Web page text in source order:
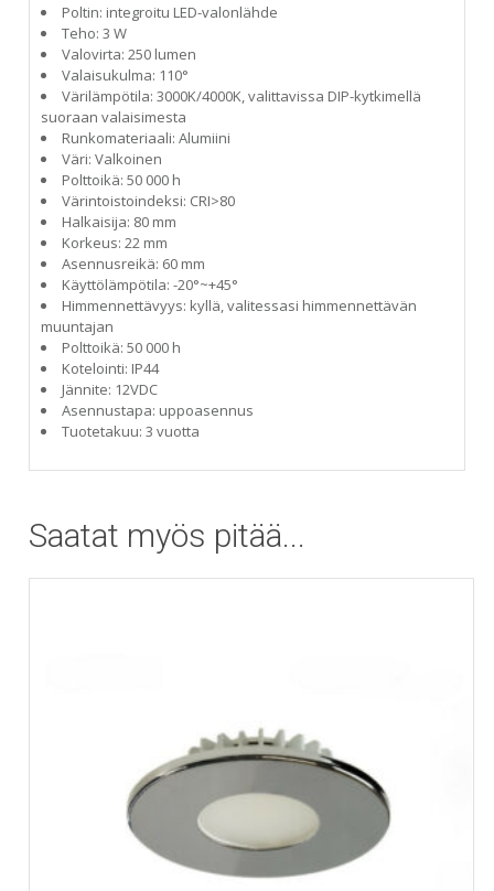
Poltin: integroitu LED-valonlähde
Teho: 3 W
Valovirta: 250 lumen
Valaisukulma: 110°
Värilämpötila: 3000K/4000K, valittavissa DIP-kytkimellä
suoraan valaisimesta
Runkomateriaali: Alumiini
Väri: Valkoinen
Polttoikä: 50 000 h
Värintoistoindeksi: CRI>80
Halkaisija: 80 mm
Korkeus: 22 mm
Asennusreikä: 60 mm
Käyttölämpötila: -20°~+45°
Himmennettävyys: kyllä, valitessasi himmennettävän
muuntajan
Polttoikä: 50 000 h
Kotelointi: IP44
Jännite: 12VDC
Asennustapa: uppoasennus
Tuotetakuu: 3 vuotta
Saatat myös pitää...